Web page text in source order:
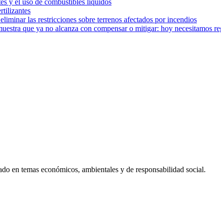
las restricciones sobre terrenos afectados por incendios
que ya no alcanza con compensar o mitigar: hoy necesitamos
en temas económicos, ambientales y de responsabilidad social.